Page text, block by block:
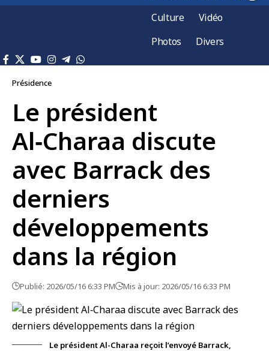
Culture
Vidéo
Photos
Divers
Présidence
Le président
Al‑Charaa discute
avec Barrack des
derniers
développements
dans la région
Publié: 2026/05/16 6:33 PM Mis à jour: 2026/05/16 6:33 PM
Le président Al-Charaa reçoit l’envoyé Barrack,